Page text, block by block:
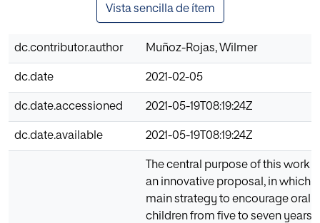
Vista sencilla de ítem
dc.contributor.author Muñoz-Rojas, Wilmer
dc.date 2021-02-05
dc.date.accessioned 2021-05-19T08:19:24Z
dc.date.available 2021-05-19T08:19:24Z
The central purpose of this work
an innovative proposal, in which
main strategy to encourage oral
children from five to seven years